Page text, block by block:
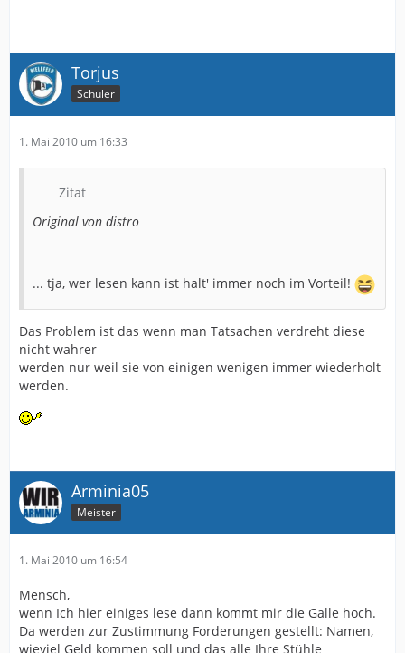
Torjus
Schüler
1. Mai 2010 um 16:33
Zitat
Original von distro
... tja, wer lesen kann ist halt' immer noch im Vorteil!
Das Problem ist das wenn man Tatsachen verdreht diese
nicht wahrer
werden nur weil sie von einigen wenigen immer wiederholt
werden.
Arminia05
Meister
1. Mai 2010 um 16:54
Mensch,
wenn Ich hier einiges lese dann kommt mir die Galle hoch.
Da werden zur Zustimmung Forderungen gestellt: Namen,
wieviel Geld kommen soll und das alle Ihre Stühle